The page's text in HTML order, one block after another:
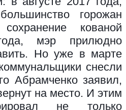
горожан
кованой
мэр прилюдно
Но уже в марте
снесли
Абрамченко заявил,
на место. И этим
не только